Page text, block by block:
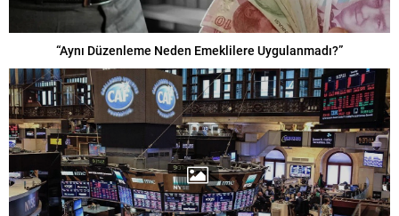
“Aynı Düzenleme Neden Emeklilere Uygulanmadı?”